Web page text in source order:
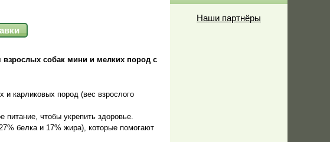
собак мини и мелких пород с
карликовых пород (вес взрослого
питание, чтобы укрепить здоровье.
белка и 17% жира), которые помогают
Наши партнёры